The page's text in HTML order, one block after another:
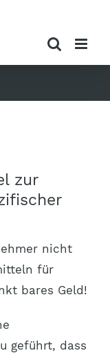
zur
nicht
für
bares Geld!
geführt, dass